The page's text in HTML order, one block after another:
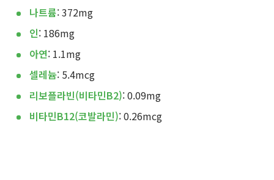
나트륨: 372mg
인: 186mg
아연: 1.1mg
셀레늄: 5.4mcg
리보플라빈(비타민B2): 0.09mg
비타민B12(코발라민): 0.26mcg